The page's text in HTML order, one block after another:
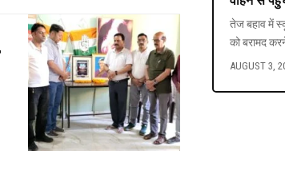
तेज बहाव में
को बरामद
AUGUST 3,